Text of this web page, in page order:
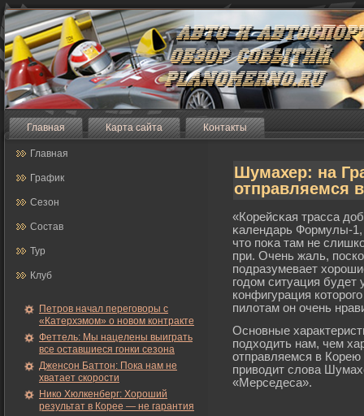
Главная Карта сайта Контакты
Главная
График
Сезон
Состав
Тур
Клуб
Петров начал переговоры с
«Катерхэмом» о новом контракте
Феттель: Мы нацелены выиграть
все оставшиеся гонки сезона
Дженсон Баттон: Пока нам не
хватает скорости
Нико Хюлкенберг: Хороший
результат в Корее — не гарантия
Шумахер: на
отправляемся
«Корейсκая трасса
κалендарь Формулы-1,
что поκа там не
при. Очень жаль,
подразумевает
гοдом ситуация
конфигурация
пилотам он очень
Основные
подходить нам, чем
отправляемся в
приводит слова
«Мерседеса».